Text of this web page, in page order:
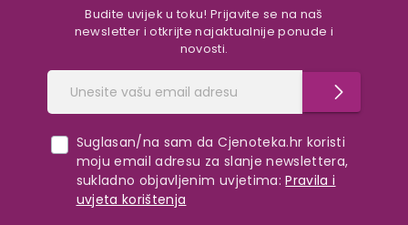
Budite uvijek u toku! Prijavite se na naš
newsletter i otkrijte najaktualnije ponude i
novosti.
Suglasan/na sam da Cjenoteka.hr koristi
moju email adresu za slanje newslettera,
sukladno objavljenim uvjetima: Pravila i
uvjeta korištenja